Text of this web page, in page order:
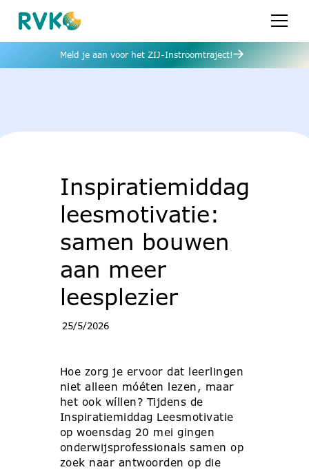
Meld je aan voor het ZIJ-Instroomtraject!
Inspiratiemiddag
leesmotivatie:
samen bouwen
aan meer
leesplezier
25/5/2026
Hoe zorg je ervoor dat leerlingen
niet alleen móéten lezen, maar
het ook wíllen? Tijdens de
Inspiratiemiddag Leesmotivatie
op woensdag 20 mei gingen
onderwijsprofessionals samen op
zoek naar antwoorden op die